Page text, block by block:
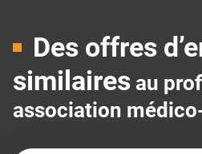
Des offres
similaires au
association